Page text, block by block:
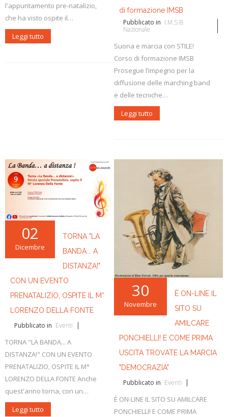
l'appuntamento pre-natalizio,
che ha visto ospite il…
Leggi tutto
di formazione IMSB
Pubblicato in I.M.S.B.
Nazionale
Suona e marcia con STILE!
Corso di formazione IMSB
Prosegue l’impegno per la
diffusione delle marching band
e delle tecniche…
Leggi tutto
02
Dicembre
TORNA "LA
BANDA... A
DISTANZA!"
CON UN EVENTO
PRENATALIZIO, OSPITE IL M°
LORENZO DELLA FONTE
Pubblicato in Eventi
TORNA "LA BANDA... A
DISTANZA!" CON UN EVENTO
PRENATALIZIO, OSPITE IL M°
LORENZO DELLA FONTE Anche
quest'anno torna, con un…
Leggi tutto
30
Novembre
È ON-LINE IL
SITO SU
AMILCARE
PONCHIELLI! E COME PRIMA
USCITA TROVATE LA MARCIA
"DEMOCRAZIA"
Pubblicato in Eventi
È ON-LINE IL SITO SU AMILCARE
PONCHIELLI! E COME PRIMA